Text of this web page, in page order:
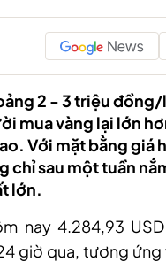
2 - 3 triệu
mua vàng lại lớn
Với mặt bằng giá
sau một tuần
lớn.
nay 4.284,93
giờ qua, tương ứng